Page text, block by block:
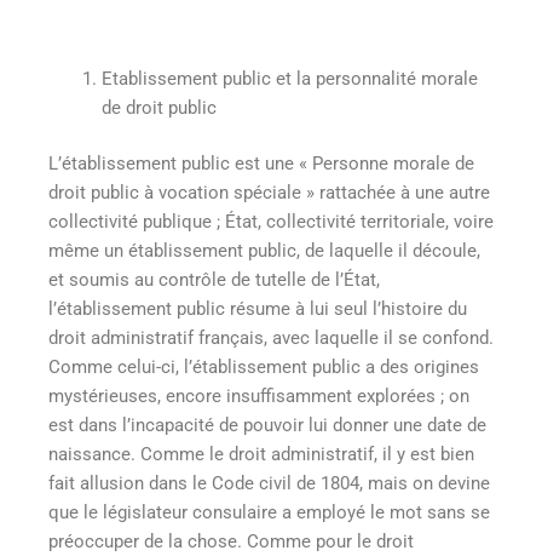
Etablissement public et la personnalité morale
de droit public
L’établissement public est une « Personne morale de
droit public à vocation spéciale » rattachée à une autre
collectivité publique ; État, collectivité territoriale, voire
même un établissement public, de laquelle il découle,
et soumis au contrôle de tutelle de l’État,
l’établissement public résume à lui seul l’histoire du
droit administratif français, avec laquelle il se confond.
Comme celui-ci, l’établissement public a des origines
mystérieuses, encore insuffisamment explorées ; on
est dans l’incapacité de pouvoir lui donner une date de
naissance. Comme le droit administratif, il y est bien
fait allusion dans le Code civil de 1804, mais on devine
que le législateur consulaire a employé le mot sans se
préoccuper de la chose. Comme pour le droit